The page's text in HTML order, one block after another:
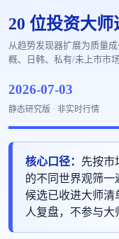
20 位投资大
从趋势发现器扩展为质量
概、日韩、私有/未上市市场
2026-07-03
静态研究版 · 非实时行情
核心口径： 先按市
的不同世界观筛
候选已收进大师清
人复盘，不参与大